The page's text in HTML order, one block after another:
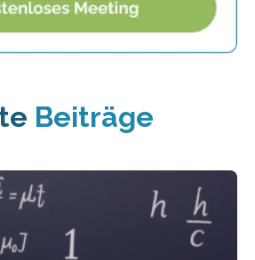
Beiträge